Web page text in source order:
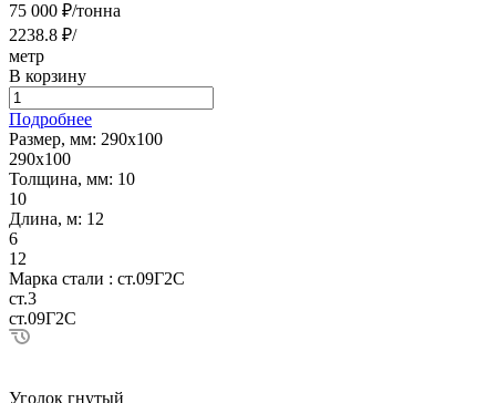
75 000 ₽/тонна
2238.8 ₽/
метр
В корзину
Подробнее
Размер, мм: 290х100
290х100
Толщина, мм: 10
10
Длина, м: 12
6
12
Марка стали : ст.09Г2С
ст.3
ст.09Г2С
Уголок гнутый